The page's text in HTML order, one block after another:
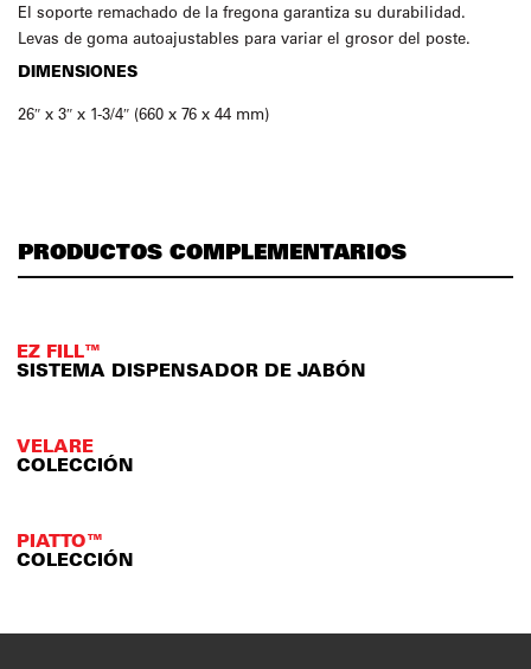
El soporte remachado de la fregona garantiza su durabilidad.
Levas de goma autoajustables para variar el grosor del poste.
DIMENSIONES
26″ x 3″ x 1-3/4″ (660 x 76 x 44 mm)
PRODUCTOS COMPLEMENTARIOS
EZ FILL™
SISTEMA DISPENSADOR DE JABÓN
VELARE
COLECCIÓN
PIATTO™
COLECCIÓN